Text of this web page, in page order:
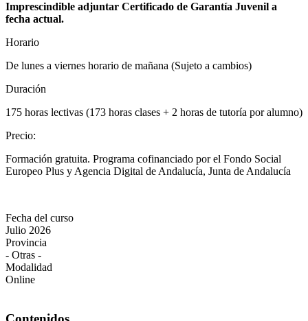
Imprescindible adjuntar Certificado de Garantía Juvenil a
fecha actual.
Horario
De lunes a viernes horario de mañana (Sujeto a cambios)
Duración
175 horas lectivas (173 horas clases + 2 horas de tutoría por alumno)
Precio:
Formación gratuita. Programa cofinanciado por el Fondo Social
Europeo Plus y Agencia Digital de Andalucía, Junta de Andalucía
Fecha del curso
Julio 2026
Provincia
- Otras -
Modalidad
Online